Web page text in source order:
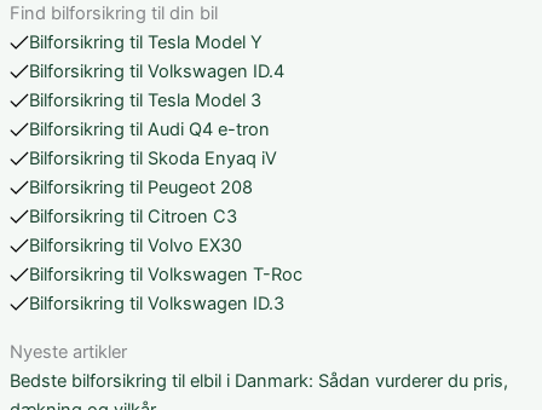
Find bilforsikring til din bil
Bilforsikring til Tesla Model Y
Bilforsikring til Volkswagen ID.4
Bilforsikring til Tesla Model 3
Bilforsikring til Audi Q4 e-tron
Bilforsikring til Skoda Enyaq iV
Bilforsikring til Peugeot 208
Bilforsikring til Citroen C3
Bilforsikring til Volvo EX30
Bilforsikring til Volkswagen T-Roc
Bilforsikring til Volkswagen ID.3
Nyeste artikler
Bedste bilforsikring til elbil i Danmark: Sådan vurderer du pris,